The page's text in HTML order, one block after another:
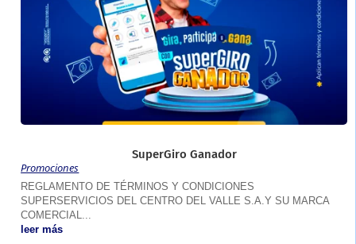
SuperGiro Ganador
Promociones
REGLAMENTO DE TÉRMINOS Y CONDICIONES
SUPERSERVICIOS DEL CENTRO DEL VALLE S.A.Y SU MARCA
COMERCIAL...
leer más